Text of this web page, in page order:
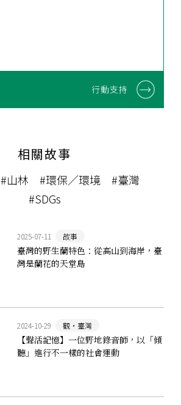
行動支持
相關故事
#山林 #環保／環境
#臺灣
#SDGs
2025-07-11 故事
臺灣的野生蘭特色：從高山到海岸，臺
灣是蘭花的天堂島
2024-10-29 觀‧臺灣
【聲活記憶】一位野地錄音師，以「傾
聽」進行不一樣的社會運動